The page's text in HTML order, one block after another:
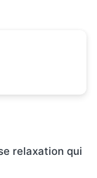
relaxation qui